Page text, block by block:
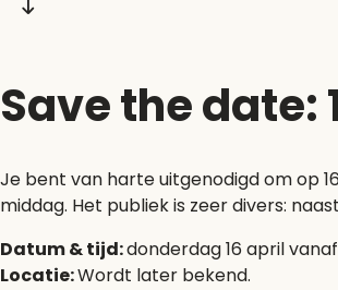
Save the date:
Je bent van harte uitgenodigd om op
middag. Het publiek is zeer divers:
Datum & tijd:donderdag 16 april vanaf
Locatie:Wordt later bekend.